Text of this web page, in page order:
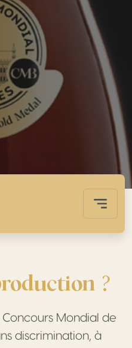
?
Concours Mondial de
discrimination, à